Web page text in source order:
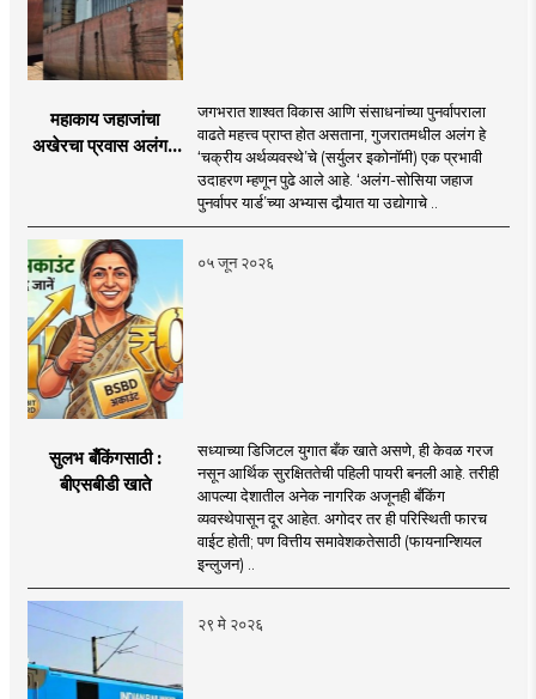
महाकाय जहाजांचा
अखेरचा प्रवास अलंगचे
जगभरात शाश्वत विकास आणि संसाधनांच्या पुनर्वापराला
वाढते महत्त्व प्राप्त होत असताना, गुजरातमधील अलंग हे
‘चक्रीय अर्थव्यवस्थे’चे (सर्युलर इकोनॉमी) एक प्रभावी
उदाहरण म्हणून पुढे आले आहे. ‘अलंग-सोसिया जहाज
पुनर्वापर यार्ड’च्या अभ्यास दौर्‍यात या उद्योगाचे ..
०५ जून २०२६
सुलभ बँकिंगसाठी :
बीएसबीडी खाते
सध्याच्या डिजिटल युगात बँक खाते असणे, ही केवळ गरज
नसून आर्थिक सुरक्षिततेची पहिली पायरी बनली आहे. तरीही
आपल्या देशातील अनेक नागरिक अजूनही बँकिंग
व्यवस्थेपासून दूर आहेत. अगोदर तर ही परिस्थिती फारच
वाईट होती; पण वित्तीय समावेशकतेसाठी (फायनान्शियल
इन्लुजन) ..
२९ मे २०२६